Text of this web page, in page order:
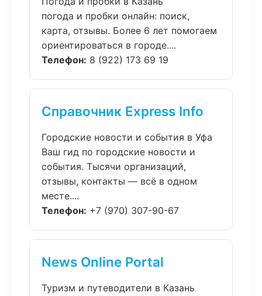
погода и пробки онлайн: поиск,
карта, отзывы. Более 6 лет помогаем
ориентироваться в городе....
Телефон: 8 (922) 173 69 19
Справочник Express Info
Городские новости и события в Уфа
Ваш гид по городские новости и
события. Тысячи организаций,
отзывы, контакты — всё в одном
месте....
Телефон: +7 (970) 307-90-67
News Online Portal
Туризм и путеводители в Казань